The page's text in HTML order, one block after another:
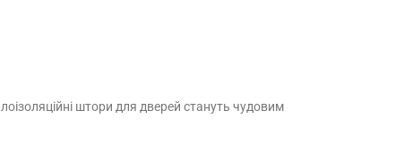
штори для дверей стануть чудовим